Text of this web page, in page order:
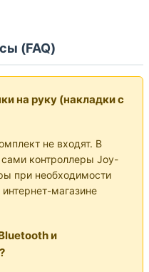
(FAQ)
на руку (накладки с
не входят. В
сами контроллеры Joy-
при необходимости
магазине
и